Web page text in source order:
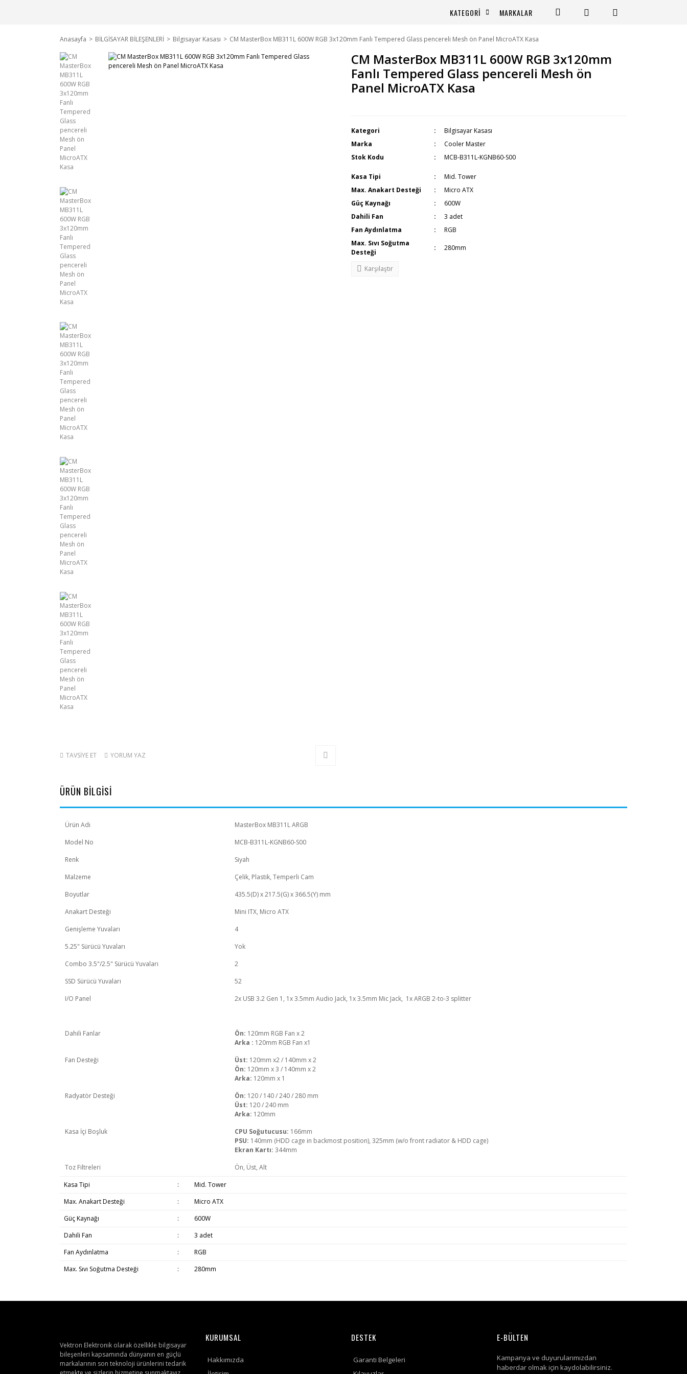
KATEGORİ MARKALAR
Anasayfa BİLGİSAYAR BİLEŞENLERİ Bilgisayar Kasası CM MasterBox MB311L 600W RGB 3x120mm Fanlı Tempered Glass pencereli Mesh ön Panel MicroATX Kasa
TAVSİYE ET YORUM YAZ
CM MasterBox MB311L 600W RGB 3x120mm
Fanlı Tempered Glass pencereli Mesh ön
Panel MicroATX Kasa
Kategori
Bilgisayar Kasası
Marka
Cooler Master
Stok Kodu
MCB-B311L-KGNB60-S00
Kasa Tipi
Mid. Tower
Max. Anakart Desteği
Micro ATX
Güç Kaynağı
600W
Dahili Fan
3 adet
Fan Aydınlatma
RGB
Max. Sıvı Soğutma
Desteği
280mm
Karşılaştır
ÜRÜN BİLGİSİ
Ürün Adı
MasterBox MB311L ARGB
Model No
MCB-B311L-KGNB60-S00
Renk
Siyah
Malzeme
Çelik, Plastik, Temperli Cam
Boyutlar
435.5(D) x 217.5(G) x 366.5(Y) mm
Anakart Desteği
Mini ITX, Micro ATX
Genişleme Yuvaları
4
5.25" Sürücü Yuvaları
Yok
Combo 3.5"/2.5" Sürücü Yuvaları
2
SSD Sürücü Yuvaları
52
I/O Panel
2x USB 3.2 Gen 1, 1x 3.5mm Audio Jack, 1x 3.5mm Mic Jack, 1x ARGB 2-to-3 splitter
Dahili Fanlar Ön: 120mm RGB Fan x 2
Arka : 120mm RGB Fan x1
Fan Desteği
Üst: 120mm x2 / 140mm x 2
Ön: 120mm x 3 / 140mm x 2
Arka: 120mm x 1
Radyatör Desteği
Ön: 120 / 140 / 240 / 280 mm
Üst: 120 / 240 mm
Arka: 120mm
Kasa İçi Boşluk
CPU Soğutucusu: 166mm
PSU: 140mm (HDD cage in backmost position), 325mm (w/o front radiator & HDD cage)
Ekran Kartı: 344mm
Toz Filtreleri
Ön, Üst, Alt
Kasa Tipi
:
Mid. Tower
Max. Anakart Desteği
:
Micro ATX
Güç Kaynağı
:
600W
Dahili Fan
:
3 adet
Fan Aydınlatma
:
RGB
Max. Sıvı Soğutma Desteği
: 280mm
Vektron Elektronik olarak özellikle bilgisayar
bileşenleri kapsamında dünyanın en güçlü
markalarının son teknoloji ürünlerini tedarik
KURUMSAL
Hakkımızda
DESTEK
Garanti Belgeleri
E-BÜLTEN
Kampanya ve duyurularımızdan
haberdar olmak için kaydolabilirsiniz.